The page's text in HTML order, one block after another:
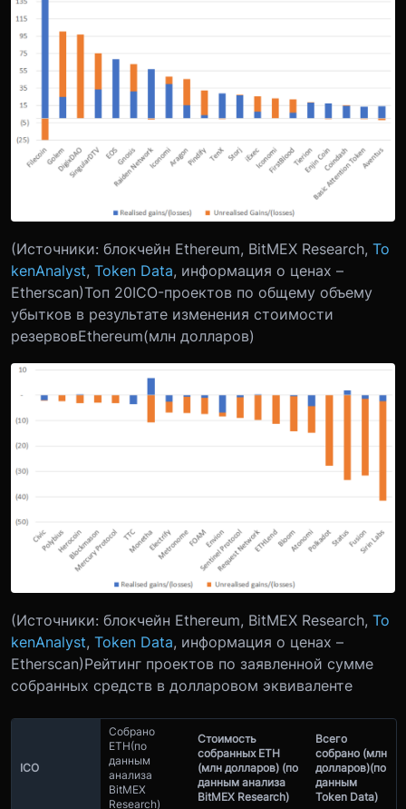
(Источники: блокчейн Ethereum, BitMEX Research, To
kenAnalyst, Token Data, информация о ценах –
Etherscan)Топ 20ICO-проектов по общему объему
убытков в результате изменения стоимости
резервовEthereum(млн долларов)
(Источники: блокчейн Ethereum, BitMEX Research, To
kenAnalyst, Token Data, информация о ценах –
Etherscan)Рейтинг проектов по заявленной сумме
собранных средств в долларовом эквиваленте
ICO
Собрано
ETH(по
данным
анализа
BitMEX
Research)
Стоимость
собранных ETH
(млн долларов) (по
данным анализа
BitMEX Research)
Всего
собрано (млн
долларов)(по
данным
Token Data)